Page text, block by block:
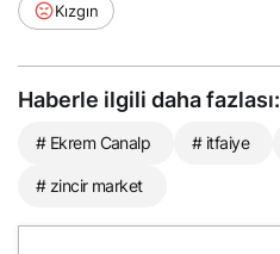
Kızgın
Haberle ilgili daha fazlası:
# Ekrem Canalp # itfaiye
# zincir market